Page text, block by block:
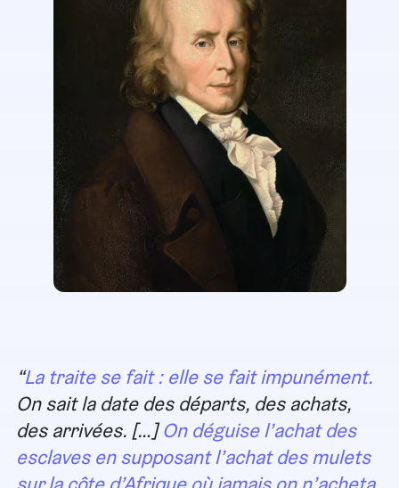
La traite se fait : elle se fait impunément.
On sait la date des départs, des achats,
des arrivées. […]On déguise l’achat des
esclaves en supposant l’achat des mulets